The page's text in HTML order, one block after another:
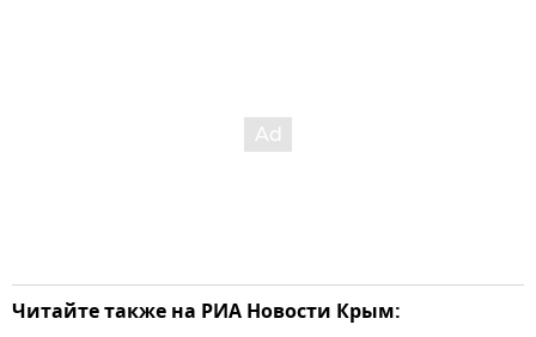
Читайте также на РИА Новости Крым: